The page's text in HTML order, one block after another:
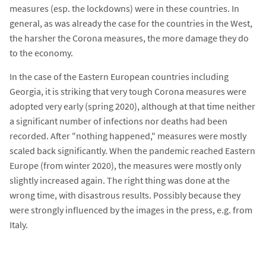
measures (esp. the lockdowns) were in these countries. In
general, as was already the case for the countries in the West,
the harsher the Corona measures, the more damage they do
to the economy.
In the case of the Eastern European countries including
Georgia, it is striking that very tough Corona measures were
adopted very early (spring 2020), although at that time neither
a significant number of infections nor deaths had been
recorded. After "nothing happened," measures were mostly
scaled back significantly. When the pandemic reached Eastern
Europe (from winter 2020), the measures were mostly only
slightly increased again. The right thing was done at the
wrong time, with disastrous results. Possibly because they
were strongly influenced by the images in the press, e.g. from
Italy.